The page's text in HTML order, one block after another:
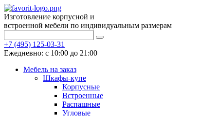
Изготовление корпусной и
встроенной мебели по индивидуальным размерам
+7 (495) 125-03-31
Ежедневно: с 10:00 до 21:00
Мебель на заказ
Шкафы-купе
Корпусные
Встроенные
Распашные
Угловые